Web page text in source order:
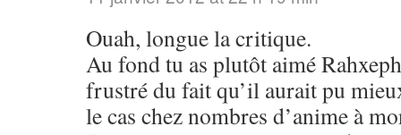
Ouah, longue la critique.
Au fond tu as plutôt aimé
frustré du fait qu’il aurait pu
le cas chez nombres d’anime à